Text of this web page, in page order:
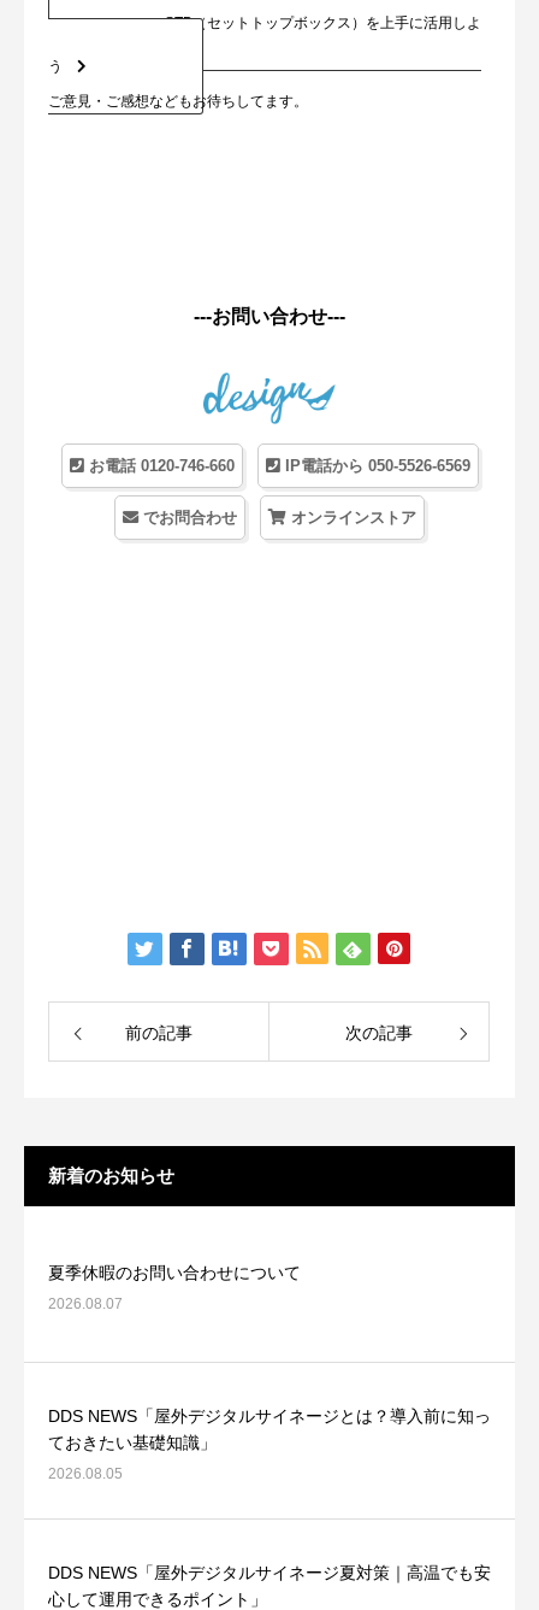
STB（セットトップボックス）を上手に活用しよ
う
ご意見・ご感想などもお待ちしてます。
---お問い合わせ---
お電話 0120-746-660 IP電話から 050-5526-6569
でお問合わせ オンラインストア
前の記事 次の記事
新着のお知らせ
夏季休暇のお問い合わせについて
2026.08.07
DDS NEWS「屋外デジタルサイネージとは？導入前に知っ
ておきたい基礎知識」
2026.08.05
DDS NEWS「屋外デジタルサイネージ夏対策｜高温でも安
心して運用できるポイント」